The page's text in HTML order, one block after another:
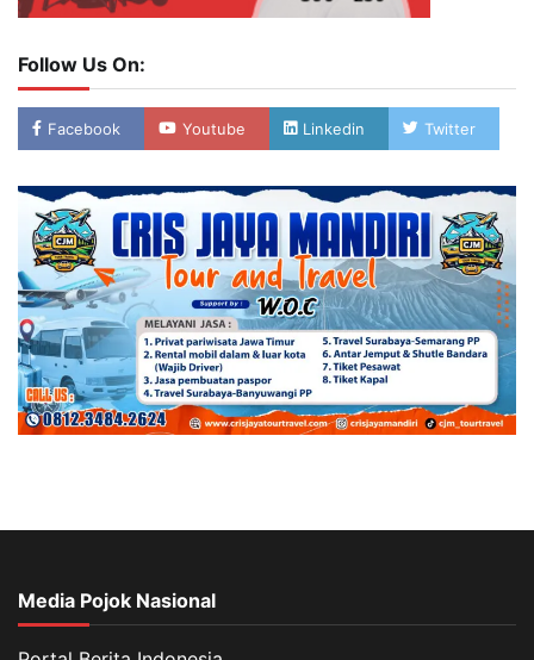
Follow Us On:
Facebook Youtube Linkedin Twitter
Media Pojok Nasional